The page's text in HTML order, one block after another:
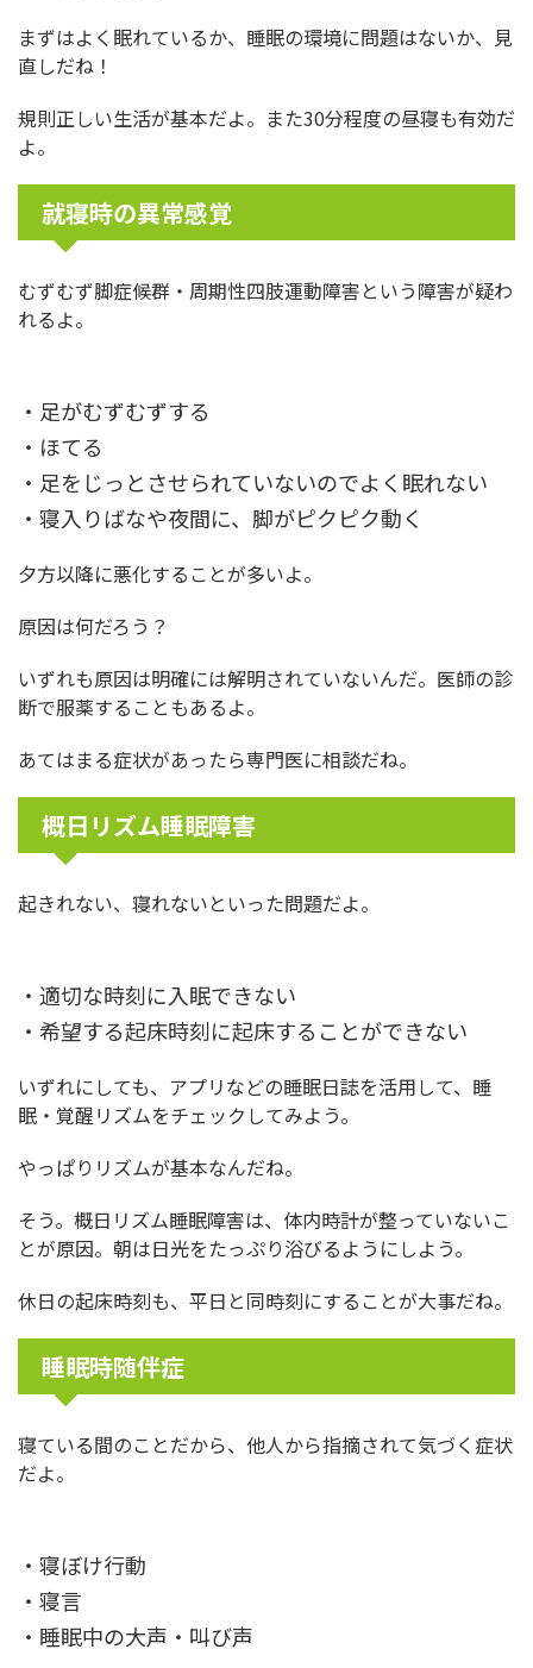
まずはよく眠れているか、睡眠の環境に問題はないか、見
直しだね！
規則正しい生活が基本だよ。また30分程度の昼寝も有効だ
よ。
就寝時の異常感覚
むずむず脚症候群・周期性四肢運動障害という障害が疑わ
れるよ。
・足がむずむずする
・ほてる
・足をじっとさせられていないのでよく眠れない
・寝入りばなや夜間に、脚がピクピク動く
夕方以降に悪化することが多いよ。
原因は何だろう？
いずれも原因は明確には解明されていないんだ。医師の診
断で服薬することもあるよ。
あてはまる症状があったら専門医に相談だね。
概日リズム睡眠障害
起きれない、寝れないといった問題だよ。
・適切な時刻に入眠できない
・希望する起床時刻に起床することができない
いずれにしても、アプリなどの睡眠日誌を活用して、睡
眠・覚醒リズムをチェックしてみよう。
やっぱりリズムが基本なんだね。
そう。概日リズム睡眠障害は、体内時計が整っていないこ
とが原因。朝は日光をたっぷり浴びるようにしよう。
休日の起床時刻も、平日と同時刻にすることが大事だね。
睡眠時随伴症
寝ている間のことだから、他人から指摘されて気づく症状
だよ。
・寝ぼけ行動
・寝言
・睡眠中の大声・叫び声